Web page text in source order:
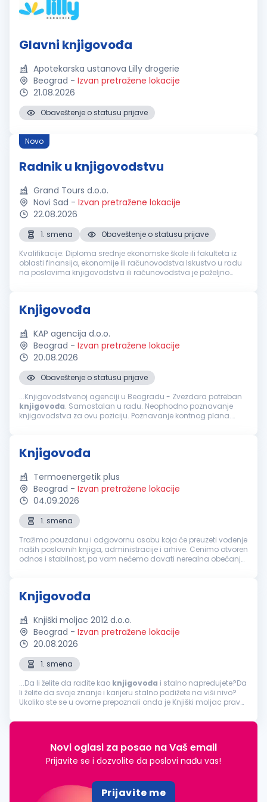
Glavni knjigovođa
Apotekarska ustanova Lilly drogerie
Beograd - Izvan pretražene lokacije
21.08.2026
Obaveštenje o statusu prijave
Novo
Radnik u knjigovodstvu
Grand Tours d.o.o.
Novi Sad - Izvan pretražene lokacije
22.08.2026
1. smena
Obaveštenje o statusu prijave
Kvalifikacije: Diploma srednje ekonomske škole ili fakulteta iz
oblasti finansija, ekonomije ili računovodstva Iskustvo u radu
na poslovima knjigovodstva ili računovodstva je poželjno
Knjigovođa
KAP agencija d.o.o.
Beograd - Izvan pretražene lokacije
20.08.2026
Obaveštenje o statusu prijave
...Knjigovodstvenoj agenciji u Beogradu - Zvezdara potreban
knjigovođa. Samostalan u radu. Neophodno poznavanje
knjigovodstva za ovu poziciju. Poznavanje kontnog plana.
Knjigovođa
Termoenergetik plus
Beograd - Izvan pretražene lokacije
04.09.2026
1. smena
Tražimo pouzdanu i odgovornu osobu koja će preuzeti vođenje
naših poslovnih knjiga, administracije i arhive. Cenimo otvoren
odnos i stabilnost, pa vam nećemo davati nerealna obećanja,
Knjigovođa
Knjiški moljac 2012 d.o.o.
Beograd - Izvan pretražene lokacije
20.08.2026
1. smena
...Da li želite da radite kao knjigovođa i stalno napredujete?Da
li želite da svoje znanje i karijeru stalno podižete na viši nivo?
Ukoliko ste se u ovome prepoznali onda je Knjiški moljac pravo
Novi oglasi za posao na Vaš email
Prijavite se i dozvolite da poslovi nađu vas!
Prijavite me